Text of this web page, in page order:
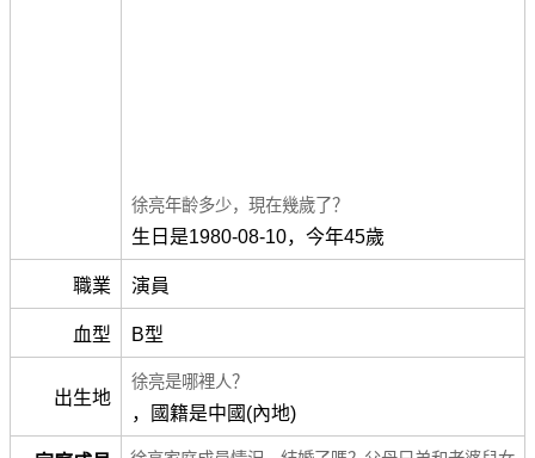
徐亮年齡多少，現在幾歲了？
生日是1980-08-10，今年45歲
職業 演員
血型 B型
出生地
徐亮是哪裡人？
，國籍是中國(內地)